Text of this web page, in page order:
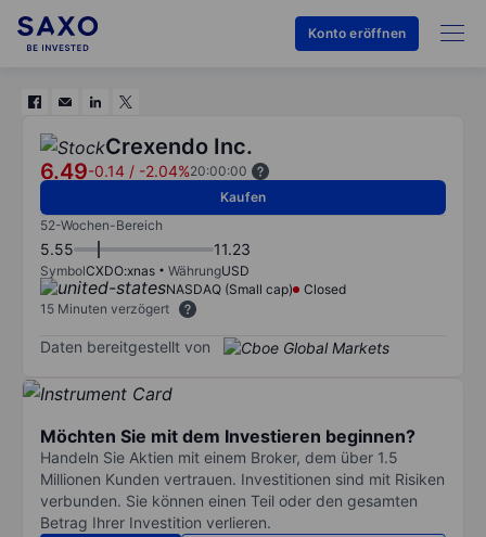
Konto eröffnen
Crexendo Inc.
6.49-0.14 / -2.04%20:00:00
Kaufen
52-Wochen-Bereich
5.55 11.23
SymbolCXDO:xnas WährungUSD
NASDAQ (Small cap)
Closed
15 Minuten verzögert
Daten bereitgestellt von
Möchten Sie mit dem Investieren beginnen?
Handeln Sie Aktien mit einem Broker, dem über 1.5
Millionen Kunden vertrauen. Investitionen sind mit Risiken
verbunden. Sie können einen Teil oder den gesamten
Betrag Ihrer Investition verlieren.